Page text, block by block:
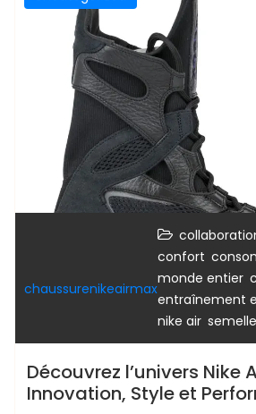
chaussurenikeairmax
confort
monde entier
entraînement
nike air semelle
Découvrez l’univers Nike
Innovation, Style et